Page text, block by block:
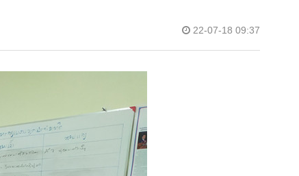
22-07-18 09:37